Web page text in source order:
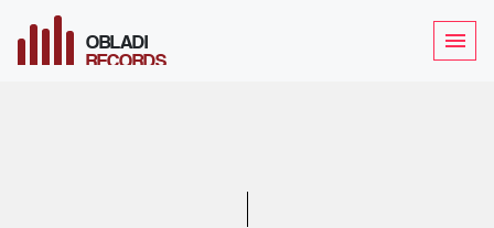
OBLADI
RECORDS
menu